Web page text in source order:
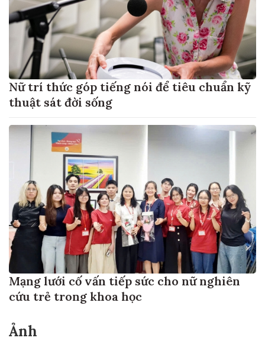
Nữ trí thức góp tiếng nói để tiêu chuẩn kỹ
thuật sát đời sống
Mạng lưới cố vấn tiếp sức cho nữ nghiên
cứu trẻ trong khoa học
Ảnh